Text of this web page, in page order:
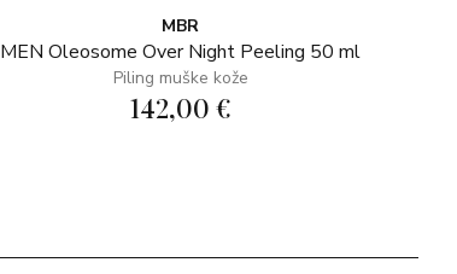
MBR
MEN Oleosome Over Night Peeling 50 ml
Piling muške kože
142,00 €